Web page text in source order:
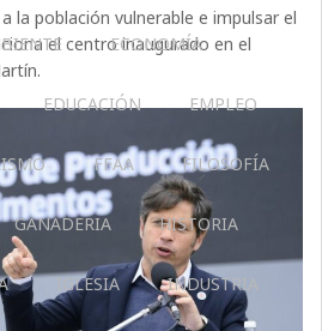
ECONOMÍA
EDUCACIÓN EMPLEO
FFAA FILOSOFÍA
GANADERIA HISTORIA
IGLESIA INDUSTRIA
la población vulnerable e impulsar el
el centro inaugurado en el